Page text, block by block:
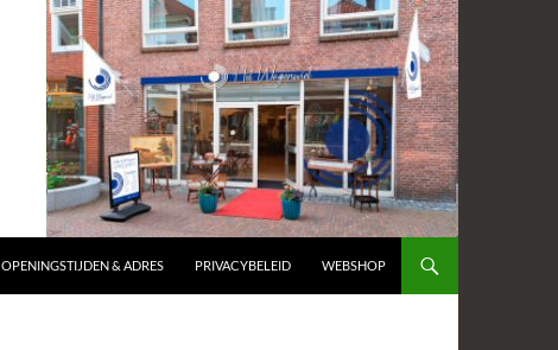
OPENINGSTIJDEN & ADRES PRIVACYBELEID WEBSHOP